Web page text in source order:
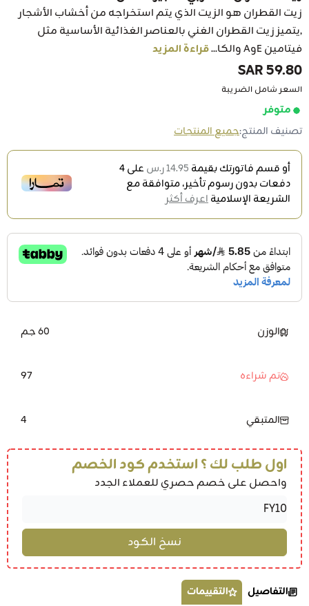
زيت القطران هو الزيت الذي يتم استخراجه من أخشاب الأشجار
,يتميز زيت القطران الغني بالعناصر الغذائية الأساسية مثل
فيتامين EوA والكا...
قراءة المزيد
59.80 SAR
السعر شامل الضريبة
متوفر
تصنيف المنتج:جميع المنتجات
أو قسم فاتورتك بقيمة 14.95 ر.س على4
دفعات بدون رسوم تأخير، متوافقة مع
الشريعة الإسلاميةاعرف أكثر
الوزن 60 جم
تم شراءه 97
المتبقي 4
اول طلب لك ؟ استخدم كود الخصم
واحصل على خصم حصري للعملاء الجدد
التفاصيل التقييمات